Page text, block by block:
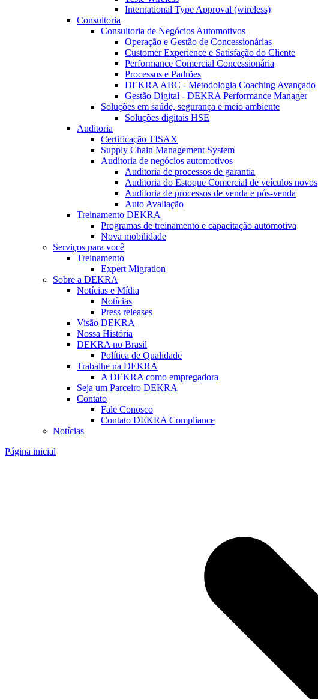
International Type Approval (wireless)
Consultoria
Consultoria de Negócios Automotivos
Operação e Gestão de Concessionárias
Customer Experience e Satisfação do Cliente
Performance Comercial Concessionária
Processos e Padrões
DEKRA ABC - Metodologia Coaching Avançado
Gestão Digital - DEKRA Performance Manager
Soluções em saúde, segurança e meio ambiente
Soluções digitais HSE
Auditoria
Certificação TISAX
Supply Chain Management System
Auditoria de negócios automotivos
Auditoria de processos de garantia
Auditoria do Estoque Comercial de veículos novos
Auditoria de processos de venda e pós-venda
Auto Avaliação
Treinamento DEKRA
Programas de treinamento e capacitação automotiva
Nova mobilidade
Serviços para você
Treinamento
Expert Migration
Sobre a DEKRA
Notícias e Mídia
Notícias
Press releases
Visão DEKRA
Nossa História
DEKRA no Brasil
Política de Qualidade
Trabalhe na DEKRA
A DEKRA como empregadora
Seja um Parceiro DEKRA
Contato
Fale Conosco
Contato DEKRA Compliance
Notícias
Página inicial